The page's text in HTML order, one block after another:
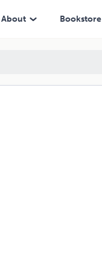
About Bookstore